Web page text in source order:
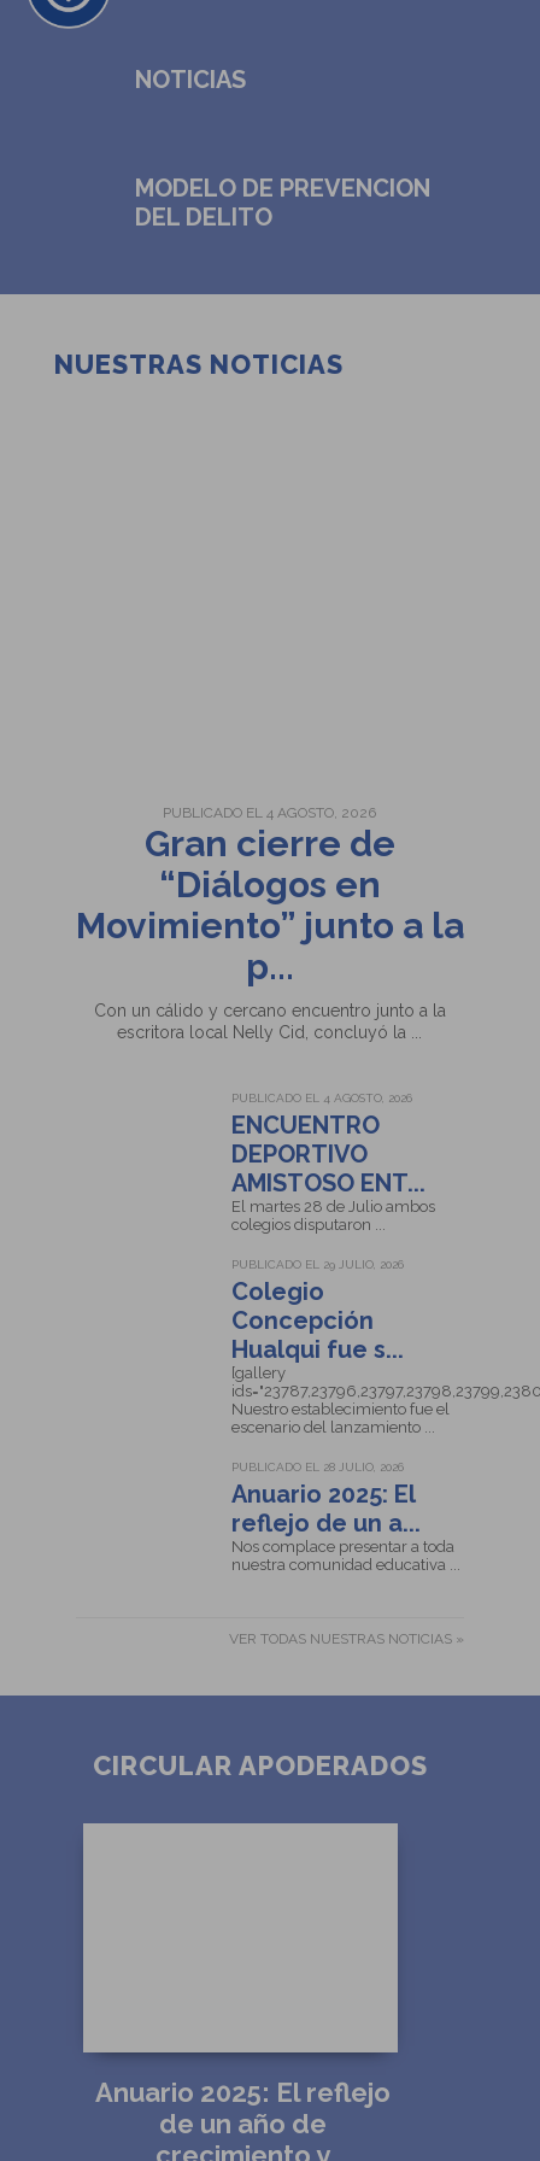
Suspensión de clases – Jueves
30 de julio
Colegio Concepción Hualqui fue
sede del lanzamiento comunal
de la Encuesta de Juventud y
consolidación comunitaria
NOTICIAS
MODELO DE PREVENCION
DEL DELITO
NUESTRAS NOTICIAS
PUBLICADO EL 4 AGOSTO, 2026
Gran cierre de
“Diálogos en
Movimiento” junto a la
p...
Con un cálido y cercano encuentro junto a la
escritora local Nelly Cid, concluyó la ...
PUBLICADO EL 4 AGOSTO, 2026
ENCUENTRO
DEPORTIVO
AMISTOSO ENT...
El martes 28 de Julio ambos
colegios disputaron ...
PUBLICADO EL 29 JULIO, 2026
Colegio
Concepción
Hualqui fue s...
[gallery
Nuestro establecimiento fue el
escenario del lanzamiento ...
PUBLICADO EL 28 JULIO, 2026
Anuario 2025: El
reflejo de un a...
Nos complace presentar a toda
nuestra comunidad educativa ...
VER TODAS NUESTRAS NOTICIAS »
CIRCULAR APODERADOS
Anuario 2025: El reflejo
de un año de